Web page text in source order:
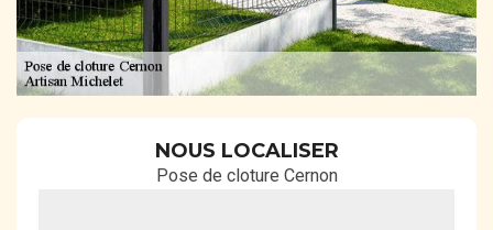
NOUS LOCALISER
Pose de cloture Cernon